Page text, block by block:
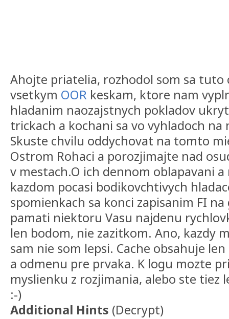
Ahojte priatelia, rozhodol som sa tuto
vsetkym OOR keskam, ktore nam
hladanim naozajstnych pokladov
trickach a kochani sa vo vyhladoch
Skuste chvilu oddychovat na tomto
Ostrom Rohaci a porozjimajte nad
v mestach.O ich dennom oblapavani
kazdom pocasi bodikovchtivych
spomienkach sa konci zapisanim FI
pamati niektoru Vasu najdenu
len bodom, nie zazitkom. Ano, kazdy
sam nie som lepsi. Cache obsahuje
a odmenu pre prvaka. K logu mozte
myslienku z rozjimania, alebo ste tiez
:-)
Additional Hints (Decrypt)